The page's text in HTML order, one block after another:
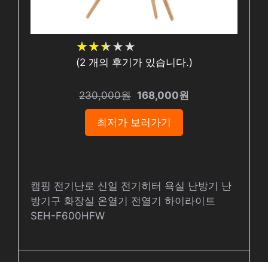
★★★★★
★★★★★
(2 개의 후기가 있습니다.)
230,000원 168,000원
최저가 보러가기
캠핑 전기난로 신일 전기히터 욕실 난방기 난
방기구 화장실 온열기 전열기 하이라이트
SEH-F600HFW